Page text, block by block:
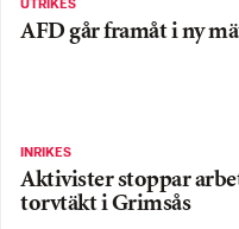
UTRIKES
AFD går framåt i ny
INRIKES
Aktivister stoppar
torvtäkt i Grimsås